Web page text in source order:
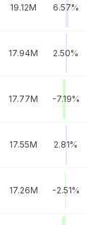
19.12M 6.57%
17.94M 2.50%
17.77M -7.19%
17.55M 2.81%
17.26M -2.51%